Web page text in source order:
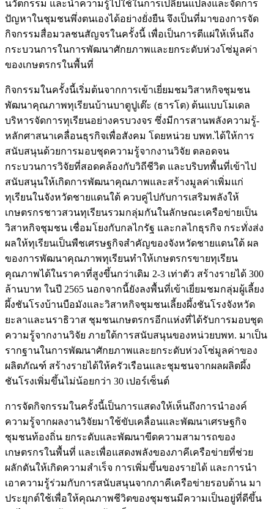
นวัตกรรม และนำความรู้ไปใช้ในการเปลี่ยนแปลงและจัดการ
ปัญหาในชุมชนพึ่งตนเองได้อย่างยั่งยืน จึงเป็นที่มาของการจัด
กิจกรรมสื่อมวลชนสัญจรในครั้งนี้ เพื่อเป็นการตีแผ่ให้เห็นถึง
กระบวนการในการพัฒนาศักยภาพและยกระดับห่วงโซ่มูลค่า
ของเกษตรกรในพื้นที่
กิจกรรมในครั้งนี้เริ่มต้นจากการเข้าเยี่ยมชมวิสาหกิจชุมชน
พัฒนาคุณภาพทุเรียนบ้านบาตูปูเต๊ะ (ธารโต) ต้นแบบโมเดล
บริหารจัดการทุเรียนอย่างครบวงจร ซึ่งมีการสานพลังความรู้-
หลักศาสนาเคลื่อนธุรกิจเพื่อสังคม โดยหน่วย บพท.ได้ให้การ
สนับสนุนด้วยการมอบชุดความรู้จากงานวิจัย ตลอดจน
กระบวนการวิจัยที่สอดคล้องกับวิถีชีวิต และบริบทพื้นที่เข้าไป
สนับสนุนให้เกิดการพัฒนาคุณภาพและสร้างมูลค่าเพิ่มแก่
ทุเรียนในจังหวัดชายแดนใต้ ควบคู่ไปกับการเสริมพลังให้
เกษตรกรชาวสวนทุเรียนรวมกลุ่มกันในลักษณะเครือข่ายเป็น
วิสาหกิจชุมชน เชื่อมโยงกับกลไกรัฐ และกลไกธุรกิจ กระทั่งส่ง
ผลให้ทุเรียนเป็นพืชเศรษฐกิจสำคัญของจังหวัดชายแดนใต้ ผล
ของการพัฒนาคุณภาพทุเรียนทำให้เกษตรกรขายทุเรียน
คุณภาพได้ในราคาที่สูงขึ้นกว่าเดิม 2-3 เท่าตัว สร้างรายได้ 300
ล้านบาท ในปี 2565 นอกจากนี้ยังลงพื้นที่เข้าเยี่ยมชมกลุ่มผู้เลี้ยง
ผึ้งชันโรงบ้านบือมังและวิสาหกิจชุมชนเลี้ยงผึ้งชันโรงจังหวัด
ยะลาและนราธิวาส ชุมชนเกษตรกรอีกแห่งที่ได้รับการมอบชุด
ความรู้จากงานวิจัย ภายใต้การสนับสนุนของหน่วยบพท. มาเป็น
รากฐานในการพัฒนาศักยภาพและยกระดับห่วงโซ่มูลค่าของ
ผลิตภัณฑ์ สร้างรายได้ให้ครัวเรือนและชุมชนจากผลผลิตผึ้ง
ชันโรงเพิ่มขึ้นไม่น้อยกว่า 30 เปอร์เซ็นต์
การจัดกิจกรรมในครั้งนี้เป็นการแสดงให้เห็นถึงการนำองค์
ความรู้จากผลงานวิจัยมาใช้ขับเคลื่อนและพัฒนาเศรษฐกิจ
ชุมชนท้องถิ่น ยกระดับและพัฒนาขีดความสามารถของ
เกษตรกรในพื้นที่ และเพื่อแสดงพลังของภาคีเครือข่ายที่ช่วย
ผลักดันให้เกิดความสำเร็จ การเพิ่มขึ้นของรายได้ และการนำ
เอาความรู้ร่วมกับการสนับสนุนจากภาคีเครือข่ายรอบด้าน มา
ประยุกต์ใช้เพื่อให้คุณภาพชีวิตของชุมชนมีความเป็นอยู่ที่ดีขึ้น